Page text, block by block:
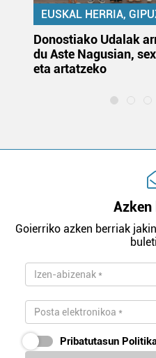
EUSKAL HERRIA,
Donostiako Udalak
du Aste Nagusian,
eta artatzeko
Azken
Goierriko azken berriak
Pribatutasun